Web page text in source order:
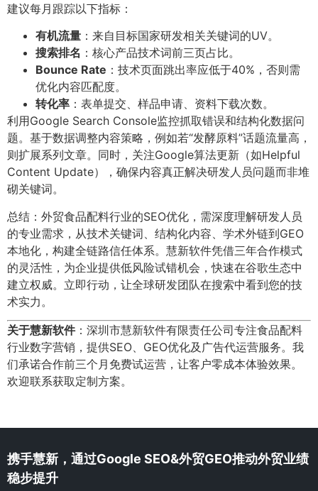
建议每月跟踪以下指标：
有机流量 ：来自目标国家研发相关关键词的UV。
搜索排名 ：核心产品技术词前三页占比。
Bounce Rate ：技术页面跳出率应低于40%，否则需
优化内容匹配度。
转化率 ：表单提交、样品申请、资料下载次数。
利用Google Search Console监控抓取错误和结构化数据问
题。基于数据调整内容策略，例如若“发酵原料”话题流量高，
则扩展系列文章。同时，关注Google算法更新（如Helpful
Content Update），确保内容真正解决研发人员问题而非堆
砌关键词。
总结：外贸食品配料行业的SEO优化，需深度理解研发人员
的专业需求，从技术关键词、结构化内容、学术外链到GEO
本地化，构建全链路信任体系。慧新软件凭借三年合作模式
的灵活性，为企业提供低风险试错机会，快速在谷歌生态中
建立权威。立即行动，让全球研发团队在搜索中看到您的技
术实力。
关于慧新软件：深圳市慧新软件有限责任公司专注食品配料
行业数字营销，提供SEO、GEO优化及广告代运营服务。我
们承诺合作前三个月免费试运营，让客户零成本体验效果。
欢迎联系获取定制方案。
携手慧新，通过Google SEO&外贸GEO推动外贸业绩
稳步提升